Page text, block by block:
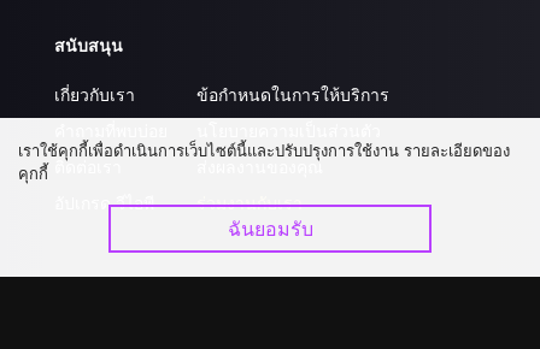
สนับสนุน
เกี่ยวกับเรา
ติดต่อเรา
อัปเกรด วีไอพี
ข้อกำหนดในการให้บริการ
ส่งผลงานของคุณ
ร่วมงานกับเรา
เราใช้คุกกี้เพื่อดำเนินการเว็บไซต์นี้และปรับปรุงการใช้งาน รายละเอียดของ
คุกกี้
ฉันยอมรับ